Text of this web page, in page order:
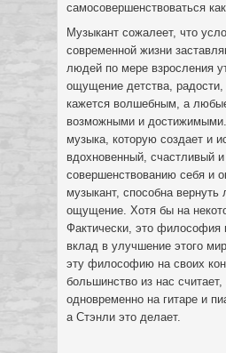
самосовершенствоваться
Музыкант сожалеет, что
современной жизни
людей по мере взросления
ощущение детства, радости,
кажется волшебным, а
возможными и
музыка, которую создает и
вдохновенный, счастливый
совершенствованию себя и
музыкант, способна
ощущение. Хотя бы на
Фактически, это философия
вклад в улучшение этого
эту философию на своих
большинство из нас считает,
одновременно на гитаре и
а Стэнли это делает.